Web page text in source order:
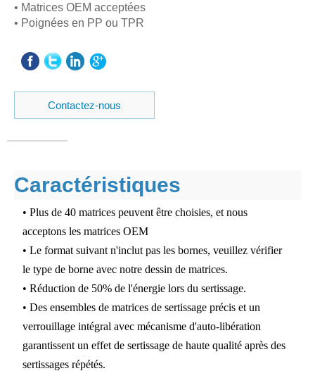
• Matrices OEM acceptées
• Poignées en PP ou TPR
Contactez-nous
Caractéristiques
• Plus de 40 matrices peuvent être choisies, et nous
acceptons les matrices OEM
• Le format suivant n'inclut pas les bornes, veuillez vérifier
le type de borne avec notre dessin de matrices.
• Réduction de 50% de l'énergie lors du sertissage.
• Des ensembles de matrices de sertissage précis et un
verrouillage intégral avec mécanisme d'auto-libération
garantissent un effet de sertissage de haute qualité après des
sertissages répétés.